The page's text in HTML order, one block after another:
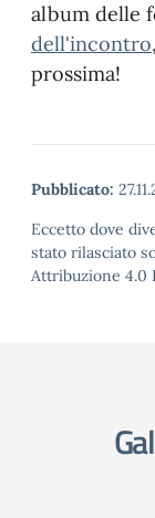
album delle
dell'incontro
prossima!
Pubblicato:
Eccetto dove
stato rilasciato
Attribuzione 4.0